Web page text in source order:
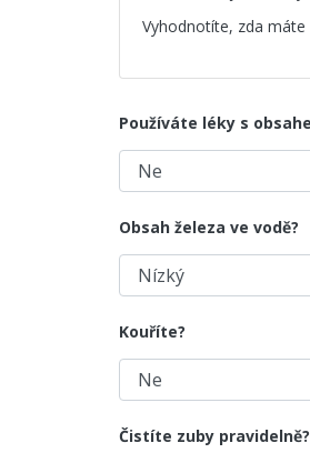
Vyhodnotíte, zda
Používáte léky s
Obsah železa ve vodě?
Kouříte?
Čistíte zuby pravidelně?